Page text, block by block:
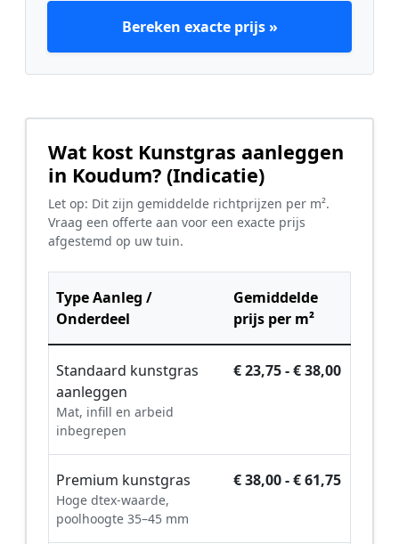
Bereken exacte prijs »
Wat kost Kunstgras aanleggen
in Koudum? (Indicatie)
Let op: Dit zijn gemiddelde richtprijzen per m².
Vraag een offerte aan voor een exacte prijs
afgestemd op uw tuin.
Type Aanleg /
Onderdeel
Gemiddelde
prijs per m²
Standaard kunstgras
aanleggen
Mat, infill en arbeid
inbegrepen
€ 23,75 - € 38,00
Premium kunstgras
Hoge dtex-waarde,
poolhoogte 35–45 mm
€ 38,00 - € 61,75